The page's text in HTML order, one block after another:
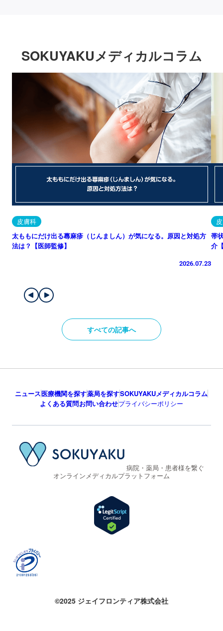
SOKUYAKUメディカルコラム
皮膚科
太ももにだけ出る蕁麻疹（じんましん）が気になる。原因と対処方
法は？【医師監修】
2026.07.23
帯
介
すべての記事へ
ニュース医療機関を探す薬局を探すSOKUYAKUメディカルコラム
よくある質問お問い合わせプライバシーポリシー
病院・薬局・患者様を繋ぐ
オンラインメディカルプラットフォーム
©2025 ジェイフロンティア株式会社